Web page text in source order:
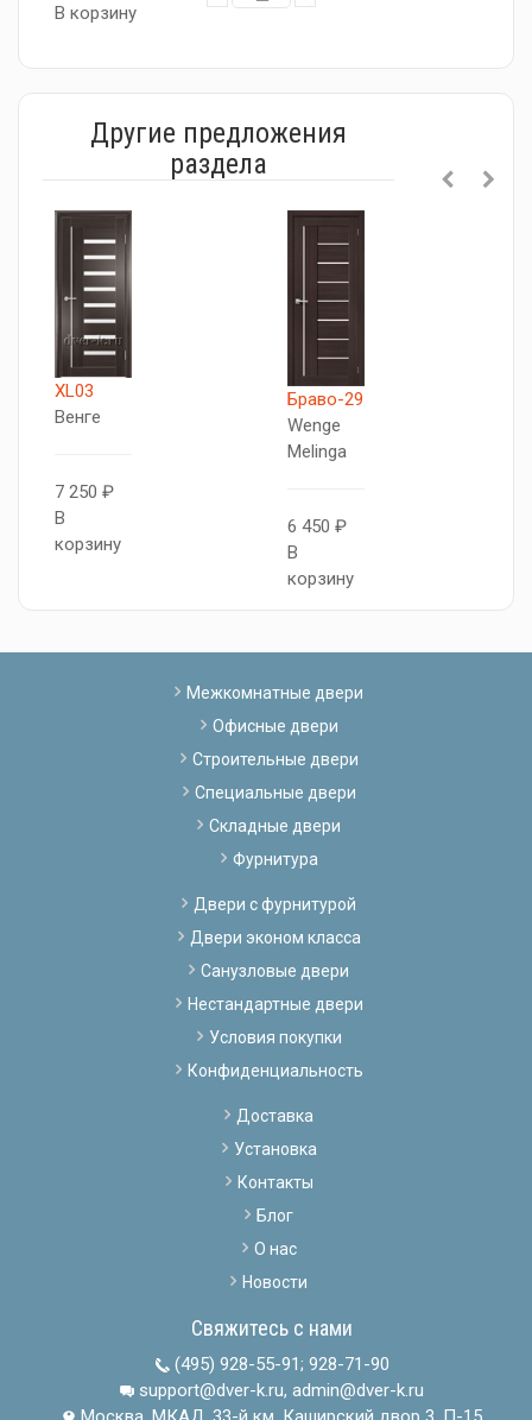
В корзину
Другие предложения
раздела
XL03
Венге
7 250 ₽
В
корзину
Браво-29
Wenge
Melinga
6 450 ₽
В
корзину
Межкомнатные двери
Офисные двери
Строительные двери
Специальные двери
Складные двери
Фурнитура
Двери с фурнитурой
Двери эконом класса
Санузловые двери
Нестандартные двери
Условия покупки
Конфиденциальность
Доставка
Установка
Контакты
Блог
О нас
Новости
Свяжитесь с нами
(495) 928-55-91; 928-71-90
support@dver-k.ru, admin@dver-k.ru